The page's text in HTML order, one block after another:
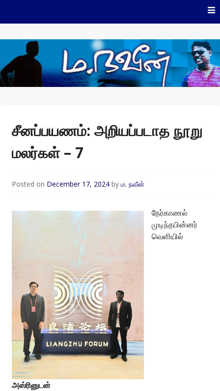
சீனப்பயணம்: அறியப்படாத நூறு
மலர்கள் – 7
Posted on December 17, 2024 by ம. நவீன்
அஸ்ரினுடன்
நேர்காணல்
முடிந்தபின்னர்
வெளியில்